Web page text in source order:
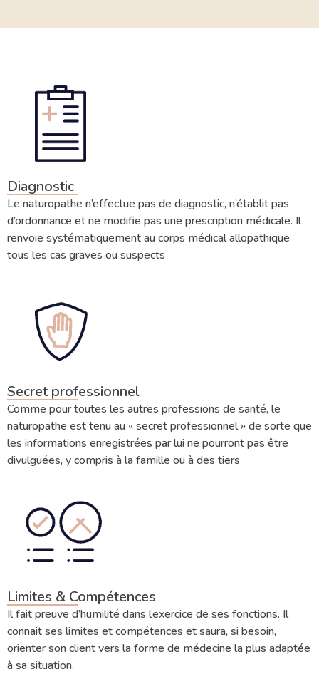
Diagnostic
Le naturopathe n’effectue pas de diagnostic, n’établit pas
d’ordonnance et ne modifie pas une prescription médicale. Il
renvoie systématiquement au corps médical allopathique
tous les cas graves ou suspects
Secret professionnel
Comme pour toutes les autres professions de santé, le
naturopathe est tenu au « secret professionnel » de sorte que
les informations enregistrées par lui ne pourront pas être
divulguées, y compris à la famille ou à des tiers
Limites & Compétences
Il fait preuve d’humilité dans l’exercice de ses fonctions. Il
connait ses limites et compétences et saura, si besoin,
orienter son client vers la forme de médecine la plus adaptée
à sa situation.